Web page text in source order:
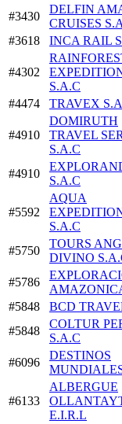
#3430
DELFIN
CRUISES
#3618
INCA RAIL
#4302
S.A.C
#4474 TRAVEX S.A
#4910
DOMIRUTH
TRAVEL
S.A.C
#4910
S.A.C
#5592
AQUA
S.A.C
#5750
TOURS
DIVINO
#5786
#5848
BCD
#5848
COLTUR
S.A.C
#6096
DESTINOS
#6133
ALBERGUE
E.I.R.L